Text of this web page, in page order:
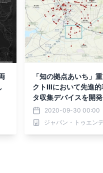
「知の拠点あいち」
クトⅢにおいて先進
タ収集デバイスを開
公用車50台への設置
2020-09-30 00:00
ジャパン・トゥエン